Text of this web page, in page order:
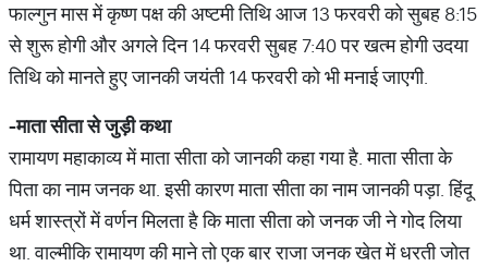
फाल्गुन मास में कृष्ण पक्ष की अष्टमी तिथि आज 13 फरवरी को सुबह 8:15
से शुरू होगी और अगले दिन 14 फरवरी सुबह 7:40 पर खत्म होगी उदया
तिथि को मानते हुए जानकी जयंती 14 फरवरी को भी मनाई जाएगी.
-मातासीतासेजुड़ीकथा
रामायण महाकाव्य में माता सीता को जानकी कहा गया है. माता सीता के
पिता का नाम जनक था. इसी कारण माता सीता का नाम जानकी पड़ा. हिंदू
धर्म शास्त्रों में वर्णन मिलता है कि माता सीता को जनक जी ने गोद लिया
था. वाल्मीकि रामायण की माने तो एक बार राजा जनक खेत में धरती जोत